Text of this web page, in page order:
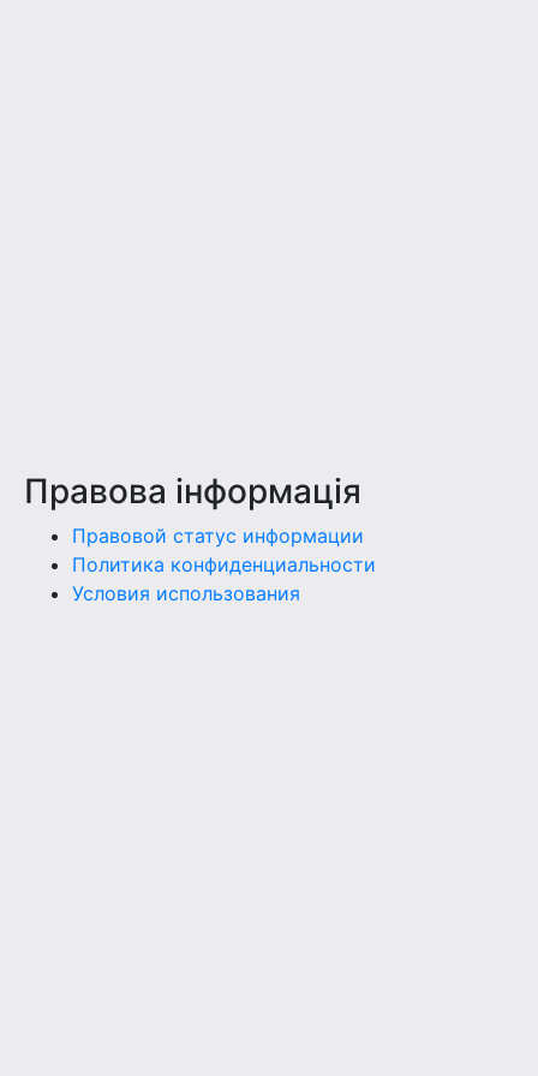
Правова інформація
Правовой статус информации
Политика конфиденциальности
Условия использования